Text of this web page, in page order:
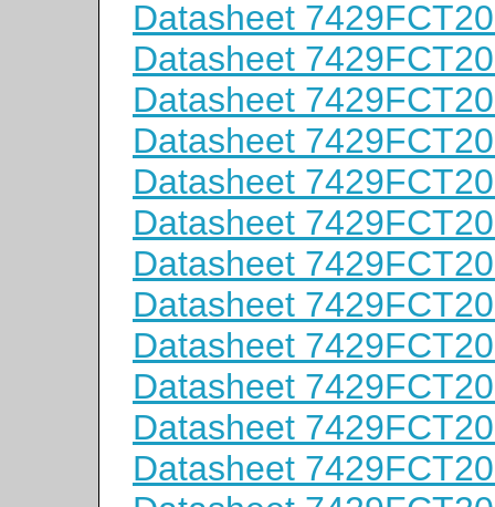
Datasheet
Datasheet
Datasheet
Datasheet
Datasheet
Datasheet
Datasheet
Datasheet
Datasheet
Datasheet
Datasheet
Datasheet